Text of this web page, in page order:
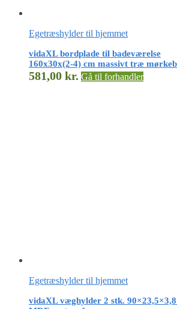
Egetræshylder til hjemmet
vidaXL bordplade til badeværelse
160x30x(2-4) cm massivt træ
581,00 kr. Gå til forhandler
Egetræshylder til hjemmet
vidaXL væghylder 2 stk.